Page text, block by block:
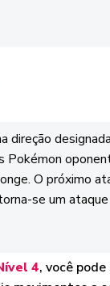
direção
Pokémon
O próximo
se um ataque
4, você